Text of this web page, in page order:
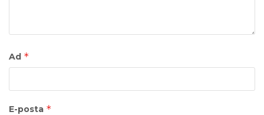
Ad *
E-posta *